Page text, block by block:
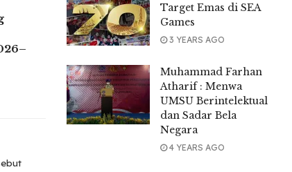
Target Emas di SEA
Games
3 YEARS AGO
Muhammad Farhan
Atharif : Menwa
UMSU Berintelektual
dan Sadar Bela
Negara
4 YEARS AGO